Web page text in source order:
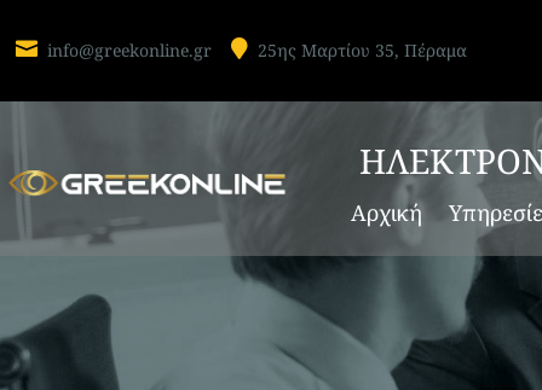
 info@greekonline.gr  25ης Μαρτίου 35, Πέραμα
Αρχική